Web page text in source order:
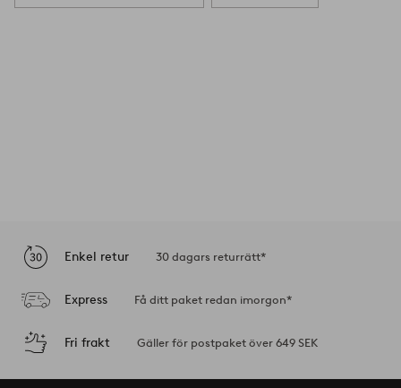
Enkel retur 30 dagars returrätt*
Express Få ditt paket redan imorgon*
Fri frakt Gäller för postpaket över 649 SEK